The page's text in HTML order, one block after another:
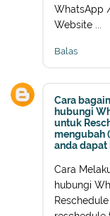
WhatsApp /
Website ...
Balas
Cara
hubungi
untuk
mengubah
anda
Cara
hubungi